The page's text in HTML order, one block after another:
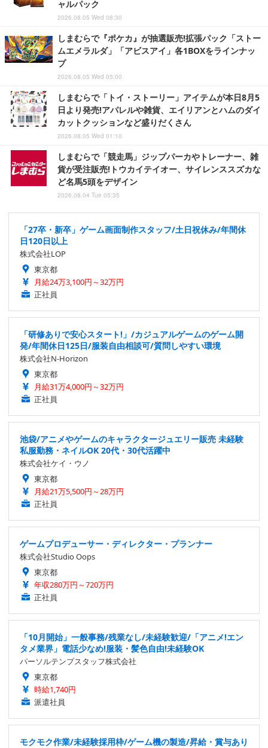
ャルパック
2026.08.05 Wed 08:30
しまむらで『ポケカ』が抽選販売!拡張パック「ストー
ムエメラルダ」「アビスアイ」各1BOXをラインナッ
プ
2026.08.05 Wed 05:00
しまむらで「トイ・ストーリー」アイテムが本日8月5
日より発売!アパレルや雑貨、エイリアンとハムのダイ
カットクッションなど盛りだくさん
2026.08.05 Wed 01:10
しまむらで「競走馬」ジップパーカやトレーナー、雑
貨が受注販売!トウカイテイオー、サイレンススズカな
ど名馬5頭をデザイン
2026.08.04 Tue 05:35
「27卒・新卒」ゲーム画面制作スタッフ/土日祝休み/年間休
日120日以上
株式会社LOP
東京都
月給24万3,100円～32万円
正社員
「研修ありで安心スタート!」/カジュアルゲームのゲーム開
発/年間休日125日/服装自由相談可/質問しやすい環境
株式会社N-Horizon
東京都
月給31万4,000円～32万円
正社員
池袋/アニメやゲームのキャラクタージュエリー販売 未経験
私服勤務・ネイルOK 20代・30代活躍中
株式会社ケイ・ウノ
東京都
月給21万5,500円～28万円
正社員
ゲームプロデューサー・ディレクター・プランナー
株式会社Studio Oops
東京都
年収280万円～720万円
正社員
「10月開始」一般事務/残業なし/未経験歓迎/「アニメ!エン
タメ業界」電話少なめ!服装・髪色自由!未経験OK
パーソルテンプスタッフ株式会社
東京都
時給1,740円
派遣社員
モクモク作業/未経験採用枠/ゲーム機の製造/昇給・賞与あり